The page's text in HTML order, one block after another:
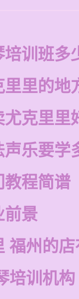
训班多
里的地
克里里
声乐要学
教程简谱
前景
福州的
培训机构